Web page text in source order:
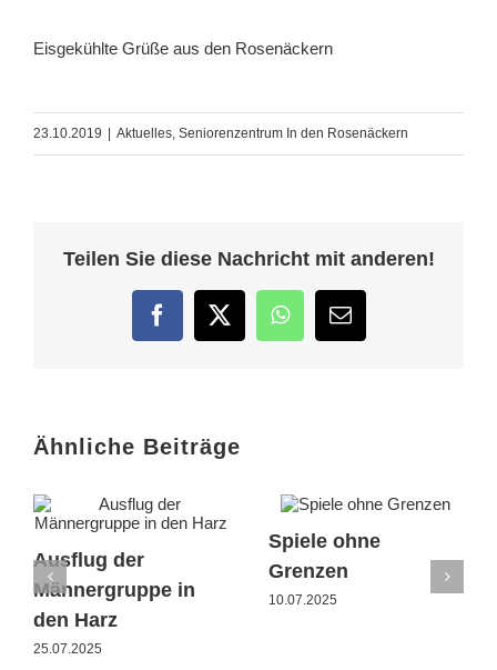
Eisgekühlte Grüße aus den Rosenäckern
23.10.2019 Aktuelles, Seniorenzentrum In den Rosenäckern
Teilen Sie diese Nachricht mit anderen!
FacebookTwitterWhatsApp
E-
Mail
Ähnliche Beiträge
Ausflug der
Männergruppe in
den Harz
25.07.2025
Spiele ohne
Grenzen
10.07.2025